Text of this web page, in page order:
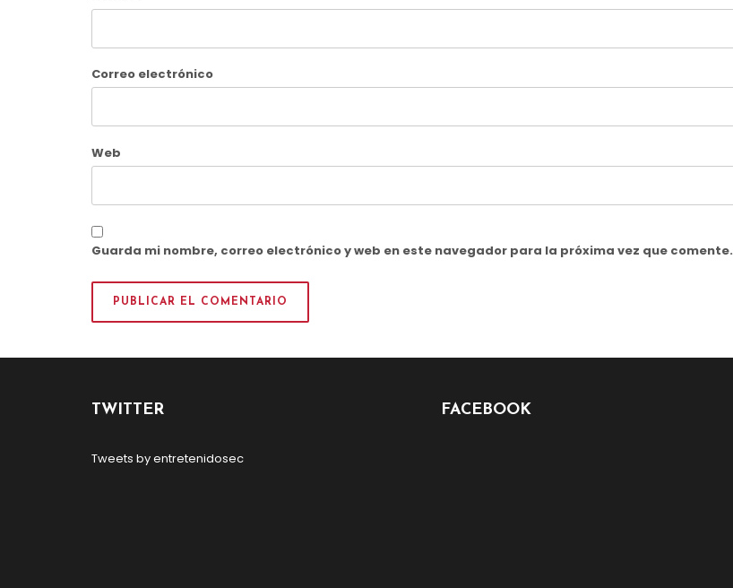
Correo electrónico
Web
Guarda mi nombre, correo electrónico y web en este navegador para la próxima vez que comente.
TWITTER
Tweets by entretenidosec
FACEBOOK